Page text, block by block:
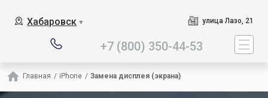
Хабаровск ▼ улица Лазо, 21
+7 (800) 350-44-53
Главная / iPhone / Замена дисплея (экрана)